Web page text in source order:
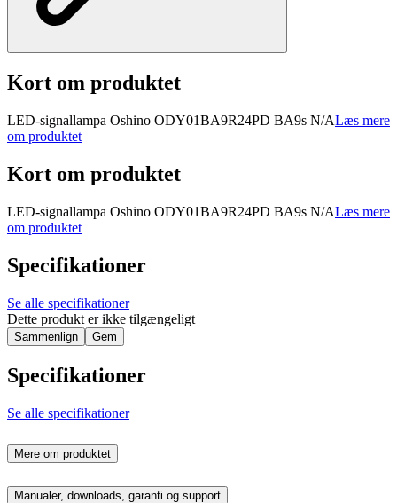
Kort om produktet
LED-signallampa Oshino OD­Y01BA9R­24PD BA9s N/ALæs mere
om produktet
Kort om produktet
LED-signallampa Oshino OD­Y01BA9R­24PD BA9s N/ALæs mere
om produktet
Specifikationer
Se alle specifikationer
Dette produkt er ikke tilgængeligt
Sammenlign Gem
Specifikationer
Se alle specifikationer
Mere om produktet
Manualer, downloads, garanti og support